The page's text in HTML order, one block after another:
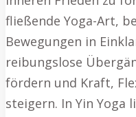
fließende Yoga-Art,
Bewegungen in
reibungslose
fördern und Kraft,
steigern. In Yin Yoga